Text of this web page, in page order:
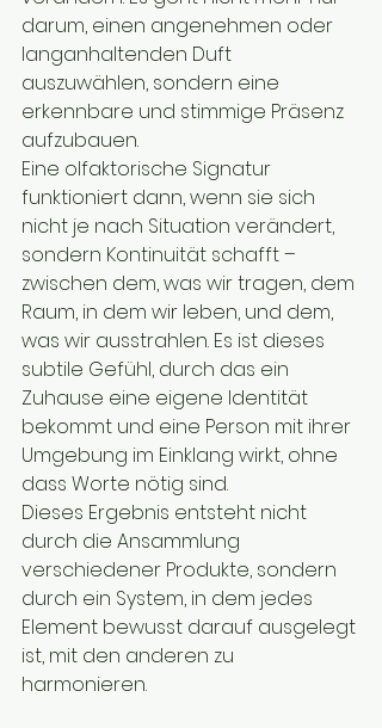
darum, einen angenehmen oder
langanhaltenden Duft
auszuwählen, sondern eine
erkennbare und stimmige Präsenz
aufzubauen.
Eine olfaktorische Signatur
funktioniert dann, wenn sie sich
nicht je nach Situation verändert,
sondern Kontinuität schafft –
zwischen dem, was wir tragen, dem
Raum, in dem wir leben, und dem,
was wir ausstrahlen. Es ist dieses
subtile Gefühl, durch das ein
Zuhause eine eigene Identität
bekommt und eine Person mit ihrer
Umgebung im Einklang wirkt, ohne
dass Worte nötig sind.
Dieses Ergebnis entsteht nicht
durch die Ansammlung
verschiedener Produkte, sondern
durch ein System, in dem jedes
Element bewusst darauf ausgelegt
ist, mit den anderen zu
harmonieren.